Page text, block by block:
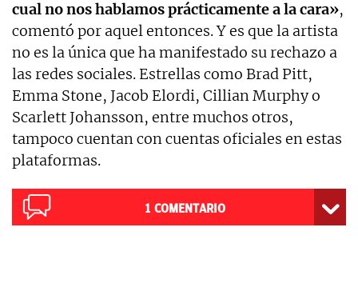
cual no nos hablamos prácticamente a la cara»,
comentó por aquel entonces. Y es que la artista
no es la única que ha manifestado su rechazo a
las redes sociales. Estrellas como Brad Pitt,
Emma Stone, Jacob Elordi, Cillian Murphy o
Scarlett Johansson, entre muchos otros,
tampoco cuentan con cuentas oficiales en estas
plataformas.
1 COMENTARIO